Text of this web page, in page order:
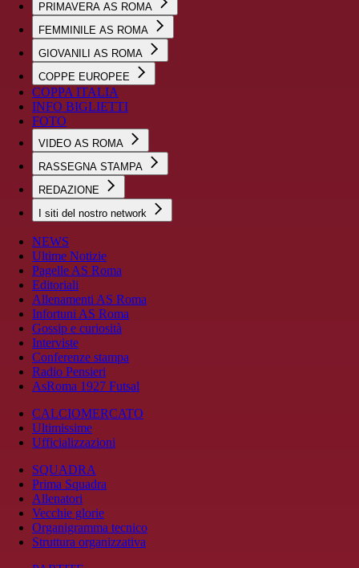
PRIMAVERA AS ROMA
FEMMINILE AS ROMA
GIOVANILI AS ROMA
COPPE EUROPEE
COPPA ITALIA
INFO BIGLIETTI
FOTO
VIDEO AS ROMA
RASSEGNA STAMPA
REDAZIONE
I siti del nostro network
NEWS
Ultime Notizie
Pagelle AS Roma
Editoriali
Allenamenti AS Roma
Infortuni AS Roma
Gossip e curiosità
Interviste
Conferenze stampa
Radio Pensieri
AsRoma 1927 Futsal
CALCIOMERCATO
Ultimissime
Ufficializzazioni
SQUADRA
Prima Squadra
Allenatori
Vecchie glorie
Organigramma tecnico
Struttura organizzativa